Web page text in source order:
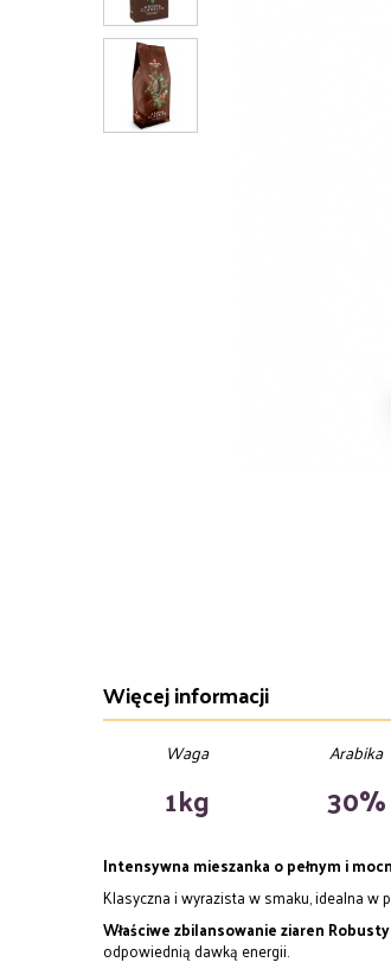
Więcej informacji
Waga
1kg
Arabika
30%
Intensywna mieszanka o pełnym i
Klasyczna i wyrazista w smaku, idealna w
Właściwe zbilansowanie ziaren
odpowiednią dawką energii.